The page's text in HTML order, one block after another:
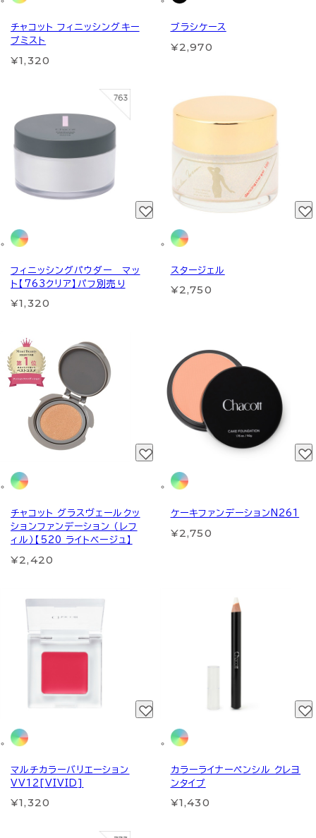
チャコット フィニッシングキー
プミスト
¥1,320
ブラシケース
¥2,970
フィニッシングパウダー マッ
ト【763クリア】パフ別売り
¥1,320
スタージェル
¥2,750
チャコット グラスヴェールクッ
ションファンデーション （レフ
ィル）【520 ライトベージュ】
¥2,420
ケーキファンデーションN261
¥2,750
マルチカラーバリエーション
VV12[VIVID]
¥1,320
カラーライナーペンシル クレヨ
ンタイプ
¥1,430